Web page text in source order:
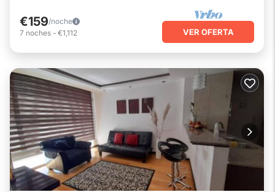
€159/noche
7 noches - €1,112 VER OFERTA